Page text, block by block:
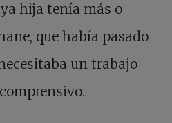
hija tenía más o
que había pasado
un trabajo